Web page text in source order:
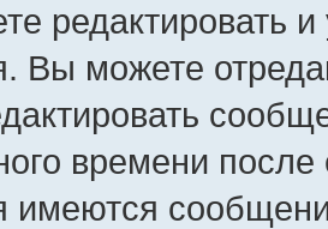
редактировать
Вы можете
времени